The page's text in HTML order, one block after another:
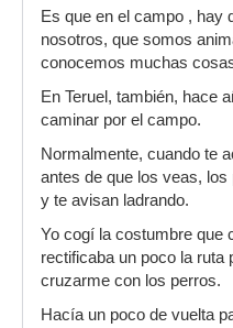
Es que en el campo , hay
nosotros, que somos
conocemos muchas
En Teruel, también, hace
caminar por el campo.
Normalmente, cuando te
antes de que los veas,
y te avisan ladrando.
Yo cogí la costumbre que
rectificaba un poco la ruta
cruzarme con los perros.
Hacía un poco de vuelta